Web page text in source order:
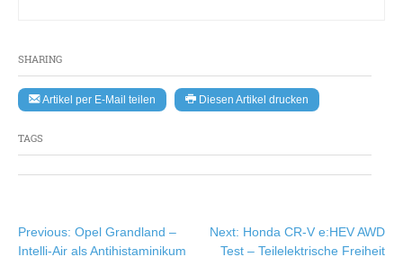
SHARING
Artikel per E-Mail teilen Diesen Artikel drucken
TAGS
Beitragsnavigation
Previous: Opel Grandland –
Intelli-Air als Antihistaminikum
Next: Honda CR-V e:HEV AWD
Test – Teilelektrische Freiheit